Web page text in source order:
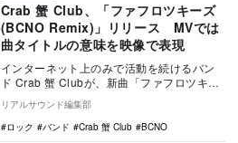
Crab 蟹 Club、「ファフロツキーズ
(BCNO Remix)」リリース MVでは
曲タイトルの意味を映像で表現
インターネット上のみで活動を続けるバン
ド Crab 蟹 Clubが、新曲「ファフロツキー
ズ(BCNO Remix)」をリリース。…
リアルサウンド編集部
ロック
バンド Crab 蟹 Club BCNO